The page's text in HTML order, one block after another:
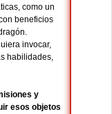
como un
beneficios
invocar,
habilidades,
y
esos objetos